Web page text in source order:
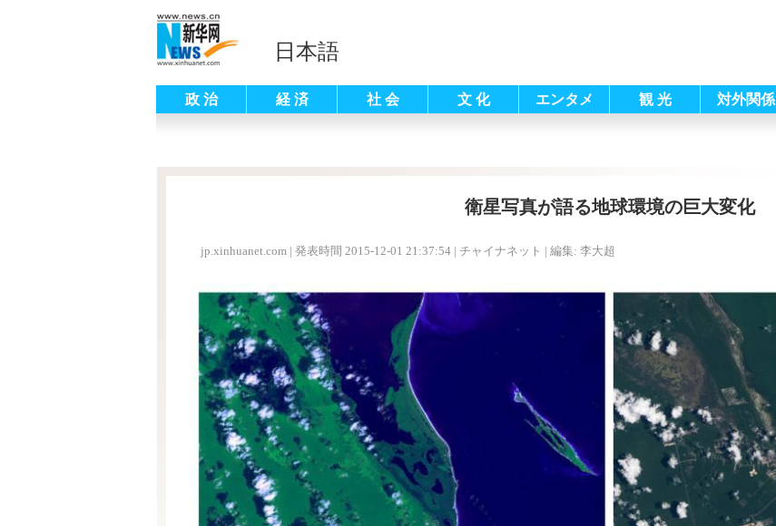
日本語
政 治 経 済 社 会 文 化 エンタメ 観 光 対外関係
衛星写真が語る地球環境の巨大変化
jp.xinhuanet.com | 発表時間 2015-12-01 21:37:54 | チャイナネット | 編集: 李大超